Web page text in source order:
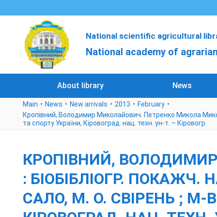
National scientific agricultural
National academy of
About library News
Main News New arrivals 2013
February
Кропівний, Володимир Миколайович. Петренко Микола
та спорту України, Кіровоград. нац. техн. ун-т. – Кіровогр
КРОПІВНИЙ,
: БІОБІБЛІОГР. ПОКАЖЧ.
САЛО, М. О. СВІРЕНЬ ; М-